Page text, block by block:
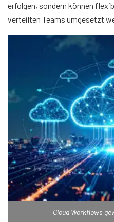
erfolgen, sondern können
verteilten Teams umgesetzt
Cloud Workflows